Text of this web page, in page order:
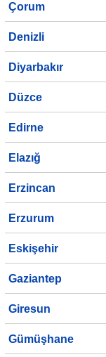
Çorum
Denizli
Diyarbakır
Düzce
Edirne
Elazığ
Erzincan
Erzurum
Eskişehir
Gaziantep
Giresun
Gümüşhane